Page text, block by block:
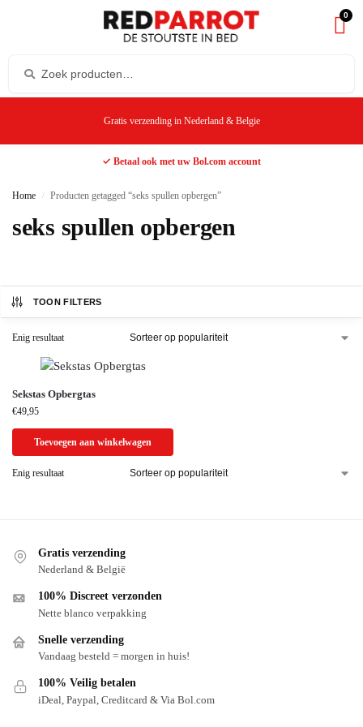
0
Gratis verzending in Nederland & Belgie
✓ Betaal ook met uw Bol.com account
Home / Producten getagged “seks spullen opbergen”
seks spullen opbergen
TOON FILTERS
Enig resultaat
Sekstas Opbergtas
€49,95
Toevoegen aan winkelwagen
Enig resultaat
Gratis verzending
Nederland & België
100% Discreet verzonden
Nette blanco verpakking
Snelle verzending
Vandaag besteld = morgen in huis!
100% Veilig betalen
iDeal, Paypal, Creditcard & Via Bol.com